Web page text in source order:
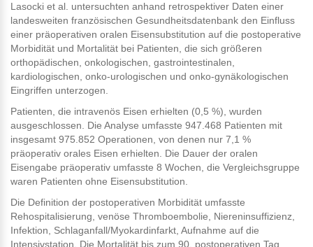
Lasocki et al. untersuchten anhand retrospektiver Daten einer
landesweiten französischen Gesundheitsdatenbank den Einfluss
einer präoperativen oralen Eisensubstitution auf die postoperative
Morbidität und Mortalität bei Patienten, die sich größeren
orthopädischen, onkologischen, gastrointestinalen,
kardiologischen, onko-urologischen und onko-gynäkologischen
Eingriffen unterzogen.
Patienten, die intravenös Eisen erhielten (0,5 %), wurden
ausgeschlossen. Die Analyse umfasste 947.468 Patienten mit
insgesamt 975.852 Operationen, von denen nur 7,1 %
präoperativ orales Eisen erhielten. Die Dauer der oralen
Eisengabe präoperativ umfasste 8 Wochen, die Vergleichsgruppe
waren Patienten ohne Eisensubstitution.
Die Definition der postoperativen Morbidität umfasste
Rehospitalisierung, venöse Thromboembolie, Niereninsuffizienz,
Infektion, Schlaganfall/Myokardinfarkt, Aufnahme auf die
Intensivstation. Die Mortalität bis zum 90. postoperativen Tag